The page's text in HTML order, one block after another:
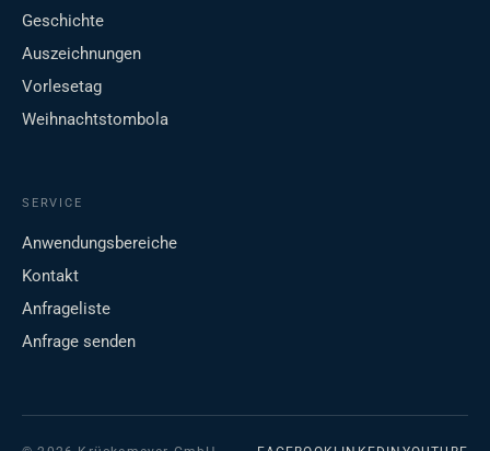
Geschichte
Auszeichnungen
Vorlesetag
Weihnachtstombola
SERVICE
Anwendungsbereiche
Kontakt
Anfrageliste
Anfrage senden